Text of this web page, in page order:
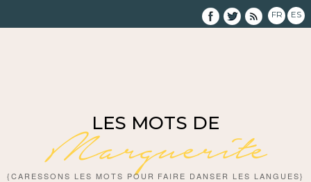
FR ES
LES MOTS DE
Marguerite
{CARESSONS LES MOTS POUR FAIRE DANSER LES LANGUES}